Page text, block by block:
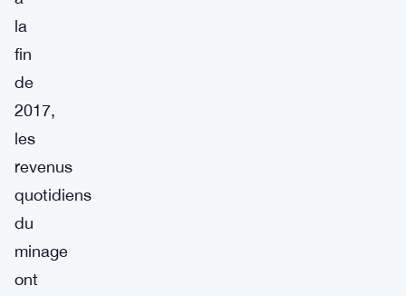
la
fin
de
2017,
les
revenus
quotidiens
du
minage
ont